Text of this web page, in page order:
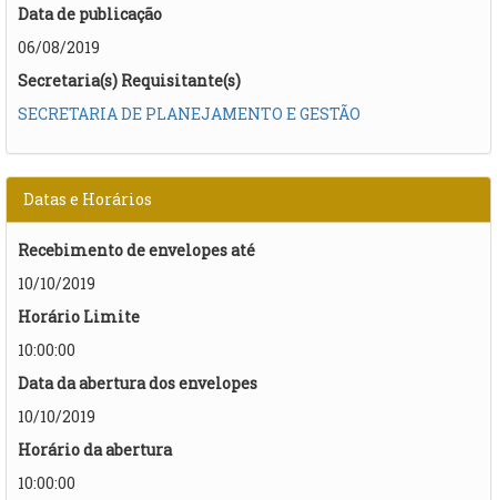
Data de publicação
06/08/2019
Secretaria(s) Requisitante(s)
SECRETARIA DE PLANEJAMENTO E GESTÃO
Datas e Horários
Recebimento de envelopes até
10/10/2019
Horário Limite
10:00:00
Data da abertura dos envelopes
10/10/2019
Horário da abertura
10:00:00